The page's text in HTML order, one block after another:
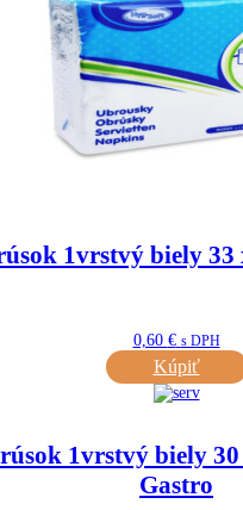
1vrstvý biely 33
0,60 € s DPH
Kúpiť
1vrstvý biely
Gastro